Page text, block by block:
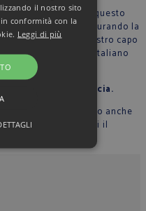
Made in Italy, per questo
in Italia, curando la
in ogni nostro capo
lo stile Italiano
esperte ogni camicia.
è supervisionato anche
capo rappresenti il
ed eleganza.
il nostro sito
conformità con la
Leggi di più